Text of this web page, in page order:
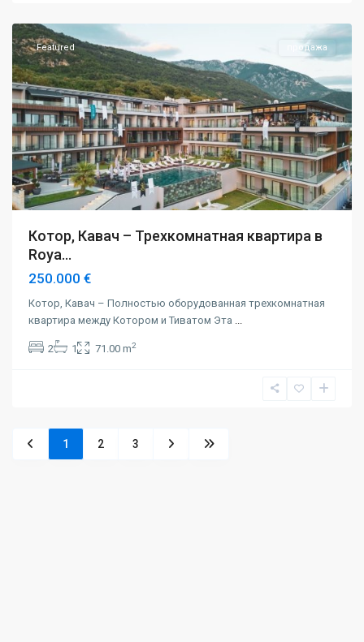
Featured продажа
Котор, Кавач – Трехкомнатная квартира в
Roya...
250.000 €
Котор, Кавач – Полностью оборудованная трехкомнатная
квартира между Котором и Тиватом Эта ...
2 1 71.00 m2
1 2 3